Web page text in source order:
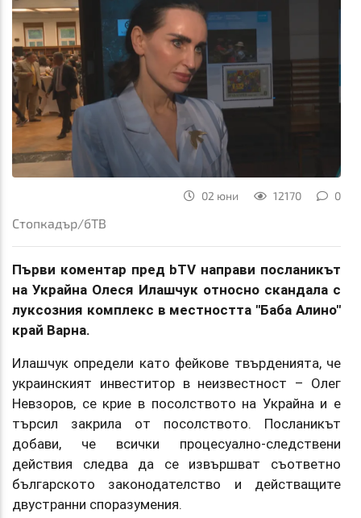
02 юни 12170 0
Стопкадър/бТВ
Първи коментар пред bTV направи посланикът
на Украйна Олеся Илашчук относно скандала с
луксозния комплекс в местността "Баба Алино"
край Варна.
Илашчук определи като фейкове твърденията, че
украинският инвеститор в неизвестност – Олег
Невзоров, се крие в посолството на Украйна и е
търсил закрила от посолството. Посланикът
добави, че всички процесуално-следствени
действия следва да се извършват съответно
българското законодателство и действащите
двустранни споразумения.